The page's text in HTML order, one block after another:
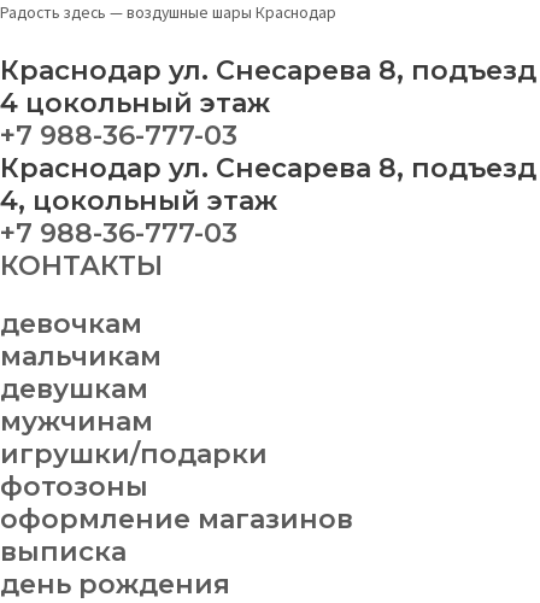
Перейти
содержимому
Радость здесь — воздушные шары Краснодар
Краснодар ул. Снесарева 8, подъезд
4 цокольный этаж
+7 988-36-777-03
Краснодар ул. Снесарева 8, подъезд
4, цокольный этаж
+7 988-36-777-03
КОНТАКТЫ
девочкам
мальчикам
девушкам
мужчинам
игрушки/подарки
фотозоны
оформление магазинов
выписка
день рождения
Фотозона
52
quantity